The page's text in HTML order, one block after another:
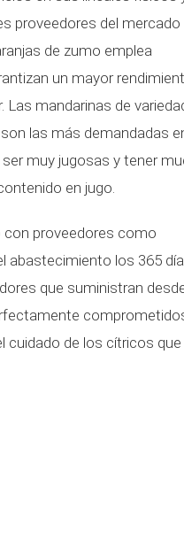
proveedores del mercado
de zumo emplea
un mayor
Las mandarinas de
las más demandadas
muy jugosas y tener
en jugo.
proveedores como
abastecimiento los 365
que suministran
cuidado de los cítricos que